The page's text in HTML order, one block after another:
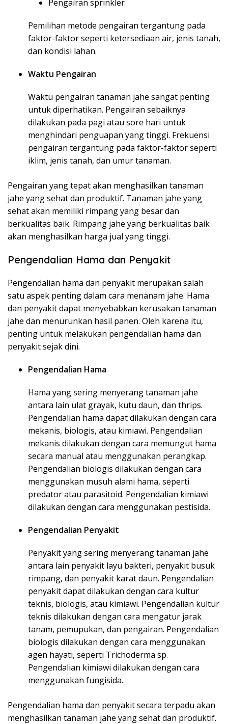
Pengairan sprinkler
Pemilihan metode pengairan tergantung pada
faktor-faktor seperti ketersediaan air, jenis tanah,
dan kondisi lahan.
Waktu Pengairan
Waktu pengairan tanaman jahe sangat penting
untuk diperhatikan. Pengairan sebaiknya
dilakukan pada pagi atau sore hari untuk
menghindari penguapan yang tinggi. Frekuensi
pengairan tergantung pada faktor-faktor seperti
iklim, jenis tanah, dan umur tanaman.
Pengairan yang tepat akan menghasilkan tanaman
jahe yang sehat dan produktif. Tanaman jahe yang
sehat akan memiliki rimpang yang besar dan
berkualitas baik. Rimpang jahe yang berkualitas baik
akan menghasilkan harga jual yang tinggi.
Pengendalian Hama dan Penyakit
Pengendalian hama dan penyakit merupakan salah
satu aspek penting dalam cara menanam jahe. Hama
dan penyakit dapat menyebabkan kerusakan tanaman
jahe dan menurunkan hasil panen. Oleh karena itu,
penting untuk melakukan pengendalian hama dan
penyakit sejak dini.
Pengendalian Hama
Hama yang sering menyerang tanaman jahe
antara lain ulat grayak, kutu daun, dan thrips.
Pengendalian hama dapat dilakukan dengan cara
mekanis, biologis, atau kimiawi. Pengendalian
mekanis dilakukan dengan cara memungut hama
secara manual atau menggunakan perangkap.
Pengendalian biologis dilakukan dengan cara
menggunakan musuh alami hama, seperti
predator atau parasitoid. Pengendalian kimiawi
dilakukan dengan cara menggunakan pestisida.
Pengendalian Penyakit
Penyakit yang sering menyerang tanaman jahe
antara lain penyakit layu bakteri, penyakit busuk
rimpang, dan penyakit karat daun. Pengendalian
penyakit dapat dilakukan dengan cara kultur
teknis, biologis, atau kimiawi. Pengendalian kultur
teknis dilakukan dengan cara mengatur jarak
tanam, pemupukan, dan pengairan. Pengendalian
biologis dilakukan dengan cara menggunakan
agen hayati, seperti Trichoderma sp.
Pengendalian kimiawi dilakukan dengan cara
menggunakan fungisida.
Pengendalian hama dan penyakit secara terpadu akan
menghasilkan tanaman jahe yang sehat dan produktif.